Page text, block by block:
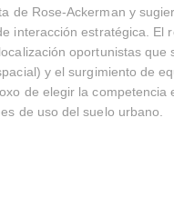
de Rose-Ackerman y
interacción estratégica. El
oportunistas
y el surgimiento de
de elegir la
de uso del suelo urbano.